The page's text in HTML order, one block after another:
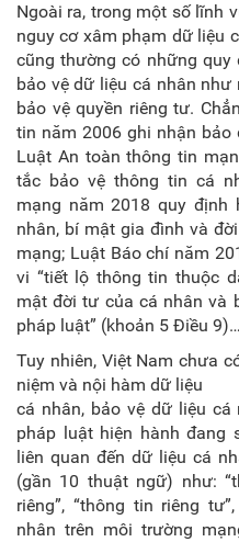
Ngoài ra, trong một số lĩnh
nguy cơ xâm phạm dữ liệu
cũng thường có những quy
bảo vệ dữ liệu cá nhân
bảo vệ quyền riêng tư.
tin năm 2006 ghi nhận
Luật An toàn thông tin
tắc bảo vệ thông tin cá
mạng năm 2018 quy
nhân, bí mật gia đình và
mạng; Luật Báo chí năm
vi “tiết lộ thông tin thuộc
mật đời tư của cá nhân và
pháp luật” (khoản 5 Điều 9)…
Tuy nhiên, Việt Nam chưa
niệm và nội hàm dữ liệu
cá nhân, bảo vệ dữ liệu cá
pháp luật hiện hành
liên quan đến dữ liệu cá
(gần 10 thuật ngữ) như:
riêng”, “thông tin riêng
nhân trên môi trường